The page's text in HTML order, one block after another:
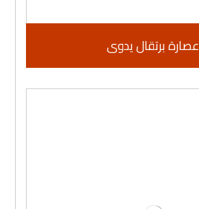
عصارة برتقال يدوى